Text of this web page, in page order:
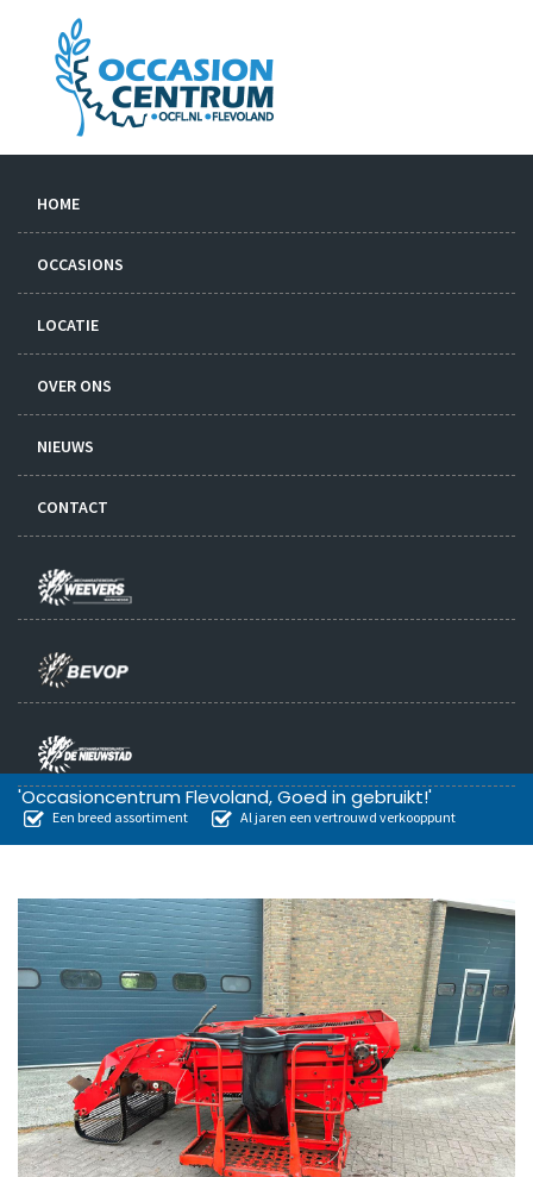
HOME
OCCASIONS
LOCATIE
OVER ONS
NIEUWS
CONTACT
'Occasioncentrum Flevoland, Goed in gebruikt!'
Een breed assortiment Al jaren een vertrouwd verkooppunt